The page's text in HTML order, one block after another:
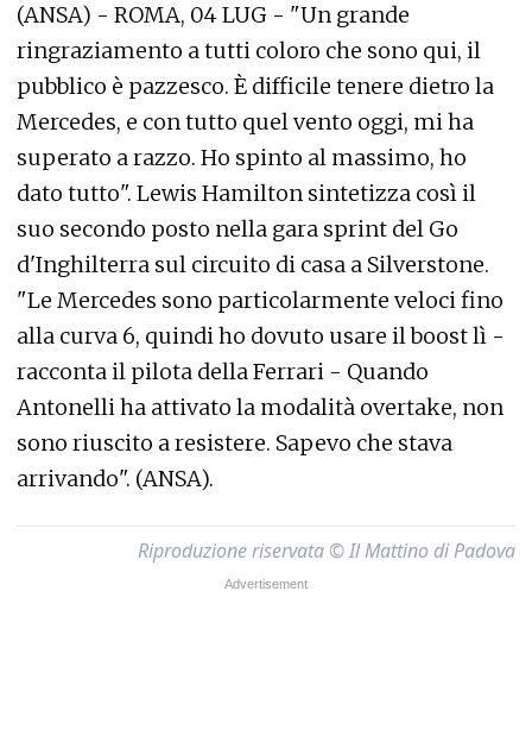
(ANSA) - ROMA, 04 LUG - "Un grande
ringraziamento a tutti coloro che sono qui, il
pubblico è pazzesco. È difficile tenere dietro la
Mercedes, e con tutto quel vento oggi, mi ha
superato a razzo. Ho spinto al massimo, ho
dato tutto". Lewis Hamilton sintetizza così il
suo secondo posto nella gara sprint del Go
d'Inghilterra sul circuito di casa a Silverstone.
"Le Mercedes sono particolarmente veloci fino
alla curva 6, quindi ho dovuto usare il boost lì -
racconta il pilota della Ferrari - Quando
Antonelli ha attivato la modalità overtake, non
sono riuscito a resistere. Sapevo che stava
arrivando". (ANSA).
Riproduzione riservata © Il Mattino di Padova